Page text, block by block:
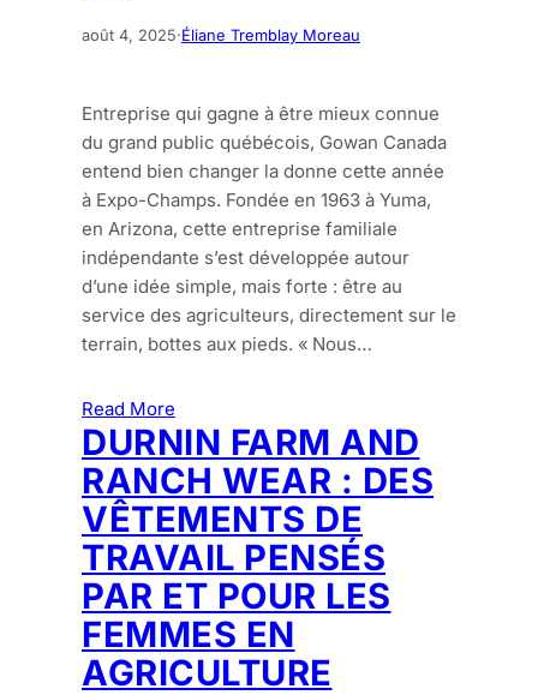
août 4, 2025·Éliane Tremblay Moreau
Entreprise qui gagne à être mieux connue
du grand public québécois, Gowan Canada
entend bien changer la donne cette année
à Expo-Champs. Fondée en 1963 à Yuma,
en Arizona, cette entreprise familiale
indépendante s’est développée autour
d’une idée simple, mais forte : être au
service des agriculteurs, directement sur le
terrain, bottes aux pieds. « Nous…
Read More
DURNIN FARM AND
RANCH WEAR : DES
VÊTEMENTS DE
TRAVAIL PENSÉS
PAR ET POUR LES
FEMMES EN
AGRICULTURE